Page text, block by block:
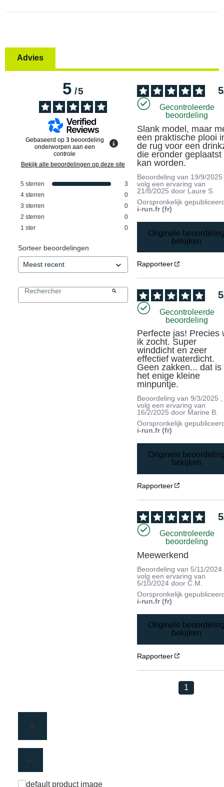
Advies
5/5
Gebaseerd op 3 beoordeling
onderworpen aan een
controle
Bekijk alle beoordelingen op deze site
5 sterren
3
4 sterren
0
3 sterren
0
2 sterren
0
1 ster 0
Sorteer beoordelingen
5
Gecontroleerde
beoordeling
Slank model, maar
een praktische plooi
de rug voor een
die eronder geplaatst
kan worden.
Beoordeling van 19/9/2025
volg een ervaring van
21/8/2025 door Laure S.
Oorspronkelijk
i-run.fr (fr)
Originele
bekijken
Rapporteer
5
Gecontroleerde
beoordeling
Perfecte jas! Precies
ik zocht. Super
winddicht en zeer
effectief waterdicht.
Geen zakken... dat is
het enige kleine
minpuntje.
Beoordeling van9/3/2025 ,
volg een ervaring van
16/2/2025 door Marine B.
Oorspronkelijk
i-run.fr (fr)
Originele
bekijken
Rapporteer
5
Gecontroleerde
beoordeling
Meewerkend
Beoordeling van 5/11/2024
volg een ervaring van
5/10/2024 doorC.M.
Oorspronkelijk
i-run.fr (fr)
Originele
bekijken
Rapporteer
1